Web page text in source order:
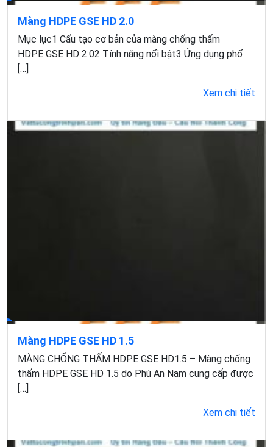
Màng HDPE GSE HD 2.0
Mục lục1 Cấu tạo cơ bản của màng chống thấm
HDPE GSE HD 2.02 Tính năng nổi bật3 Ứng dụng phổ
[…]
Xem chi tiết
Màng HDPE GSE HD 1.5
MÀNG CHỐNG THẤM HDPE GSE HD1.5 – Màng chống
thấm HDPE GSE HD 1.5 do Phú An Nam cung cấp được
[…]
Xem chi tiết